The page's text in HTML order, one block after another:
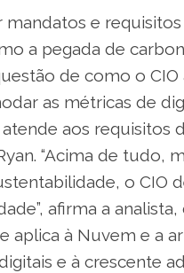
mandatos e
a pegada de
de como o
as métricas de
aos requisitos
“Acima de tudo,
o CIO
afirma a
aplica à Nuvem e a
e à crescente